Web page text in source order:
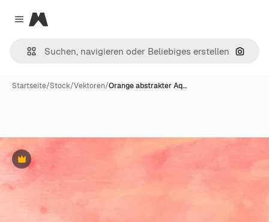
Close menu
Magnific
Nach
Startseite/Stock/Vektoren/Orange abstrakter Aq…
Premium